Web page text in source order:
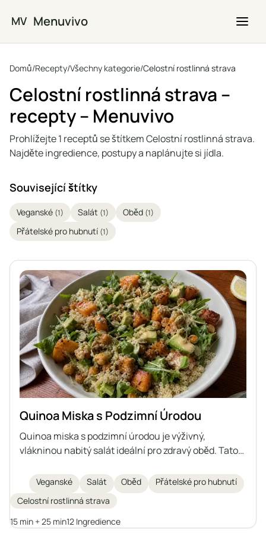
MV Menuvivo
Domů/Recepty/Všechny kategorie/Celostní rostlinná strava
Celostní rostlinná strava –
recepty – Menuvivo
Prohlížejte 1 receptů se štítkem Celostní rostlinná strava.
Najděte ingredience, postupy a naplánujte si jídla.
Související štítky
Veganské (1) Salát (1) Oběd (1)
Přátelské pro hubnutí (1)
Quinoa Miska s Podzimní Úrodou
Quinoa miska s podzimní úrodou je výživný,
vlákninou nabitý salát ideální pro zdravý oběd. Tato
batáty, křupavou cizrnu, krémové avokádo,
naklíčená dýňová semínka, listovou zeleninu a
pikantní domácí tahini dresink. Ingredience dodávají
antioxidanty, bílkoviny a zdravé tuky pro
Veganské Salát Oběd
Přátelské pro hubnutí
Celostní rostlinná strava
15 min + 25 min12 Ingredience